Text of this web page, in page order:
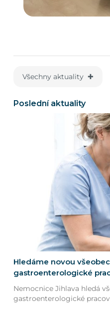
Všechny aktuality ✚
Poslední aktuality
Hledáme novou
gastroenterologické
Nemocnice Jihlava hledá
gastroenterologické